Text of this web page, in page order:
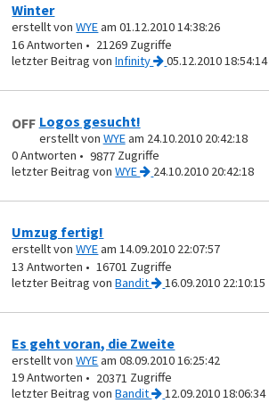
Winter
erstellt vonWYEam 01.12.2010 14:38:26
16
21269
vonInfinity 05.12.2010 18:54:14
OFF Logos gesucht!
erstellt von WYEam 24.10.2010 20:42:18
0
9877
vonWYE 24.10.2010 20:42:18
Umzug fertig!
erstellt vonWYEam 14.09.2010 22:07:57
13
16701
vonBandit 16.09.2010 22:10:15
Es geht voran, die Zweite
erstellt vonWYEam 08.09.2010 16:25:42
19
20371
vonBandit 12.09.2010 18:06:34